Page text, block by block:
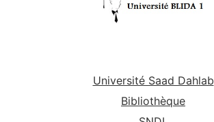
Université Saad Dahlab
Bibliothèque